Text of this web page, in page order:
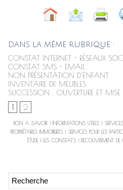
DANS LA MÊME RUBRIQUE :
CONSTAT INTERNET - RÉSEAUX
CONSTAT SMS - EMAIL
NON PRÉSENTATION D'ENFANT
INVENTAIRE DE MEUBLES
SUCCESSION : OUVERTURE ET MISE
1
2
BON A SAVOIR | INFORMATIONS UTILES |
PROPRIÉTAIRES IMMOBILIERS | SERVICES POUR LES
ÉTUDE | LES CONSTATS | RECOUVREMENT